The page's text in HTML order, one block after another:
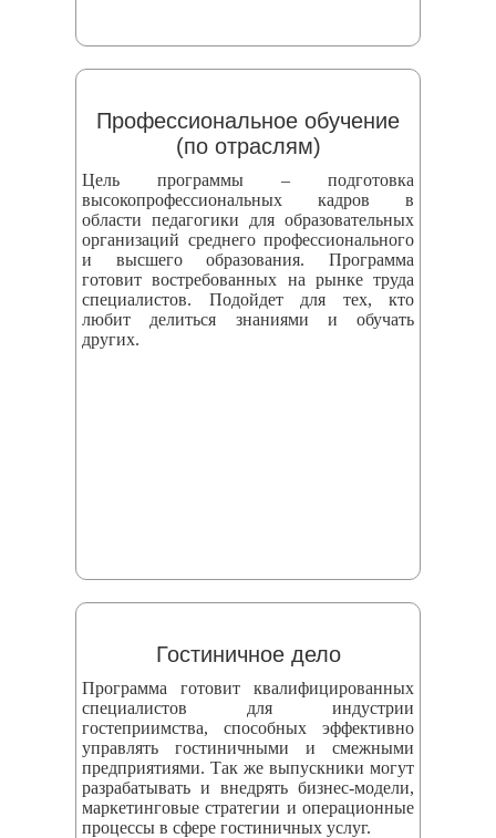
Профессиональное обучение
(по отраслям)
Цель программы – подготовка
высокопрофессиональных кадров в
области педагогики для образовательных
организаций среднего профессионального
и высшего образования. Программа
готовит востребованных на рынке труда
специалистов. Подойдет для тех, кто
любит делиться знаниями и обучать
других.
Гостиничное дело
Программа готовит квалифицированных
специалистов для индустрии
гостеприимства, способных эффективно
управлять гостиничными и смежными
предприятиями. Так же выпускники могут
разрабатывать и внедрять бизнес‑модели,
маркетинговые стратегии и операционные
процессы в сфере гостиничных услуг.